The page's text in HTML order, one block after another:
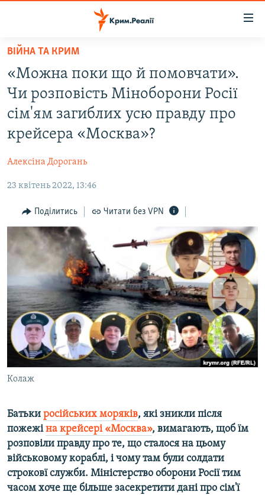
Перейти
основного
матеріалу
Перейти
до
основної
Перейти
до
ВІДЕО ТА ФОТО
ПОЛІТИКА
ПОГЛЯД
ІНТЕРВ'Ю
ВСЕ ЗА ДЕНЬ
СПЕЦПРОЕКТИ
ДЕПОРТАЦІЯ
ВІДЕОУРОКИ «ELIFBE»
СВІДЧЕННЯ ОКУПАЦІЇ
УКРАЇНСЬКА ПРОБЛЕМА КРИМУ
ІНФОГРАФІКА
ЯК ОБІЙТИ БЛОКУВАННЯ
Русский
Qırımtatar
ДОЛУЧАЙСЯ!
ВІЙНА ТА КРИМ
«Можна поки що й помовчати».
Чи розповість Міноборони Росії
сім'ям загиблих усю правду про
крейсера «Москва»?
Алексіна Дорогань
23 квітень 2022, 13:46
Поділитись Читати без VPN
Колаж
Батьки російських моряків, які зникли після
пожежіна крейсері «Москва», вимагають, щоб їм
розповіли правду про те, що сталося на цьому
військовому кораблі, і чому там були солдати
строковї служби. Міністерство оборони Росії тим
часом хоче ще більше засекретити дані про сім'ї